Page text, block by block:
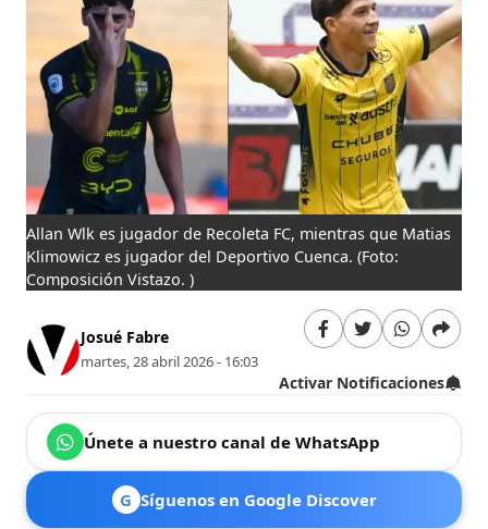
Allan Wlk es jugador de Recoleta FC, mientras que Matias
Klimowicz es jugador del Deportivo Cuenca. (Foto:
Composición Vistazo. )
Josué Fabre
martes, 28 abril 2026 - 16:03
Activar Notificaciones
Únete a nuestro canal de WhatsApp
G Síguenos en Google Discover